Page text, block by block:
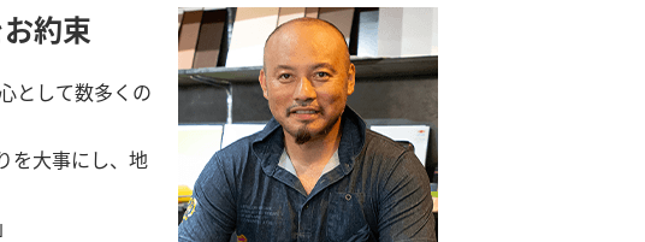
約束
として数多くの
を大事にし、地